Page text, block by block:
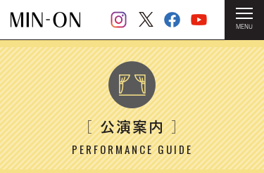
MENU
HOME ＞ 公演案内
［公演案内］
PERFORMANCE GUIDE